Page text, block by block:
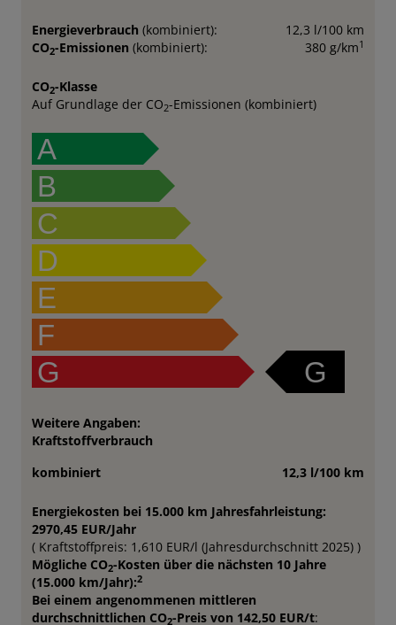
Energieverbrauch (kombiniert):
12,3 l/100 km
CO2-Emissionen (kombiniert): 380 g/km1
CO2-Klasse
Auf Grundlage der CO2-Emissionen (kombiniert)
A
B
C
D
E
F
G
G
Weitere Angaben:
Kraftstoffverbrauch
kombiniert
12,3 l/100 km
Energiekosten bei 15.000 km Jahresfahrleistung:
2970,45 EUR/Jahr
( Kraftstoffpreis: 1,610 EUR/l (Jahresdurchschnitt 2025) )
Mögliche CO2-Kosten über die nächsten 10 Jahre
(15.000 km/Jahr):2
Bei einem angenommenen mittleren
durchschnittlichen CO2-Preis von 142,50 EUR/t: